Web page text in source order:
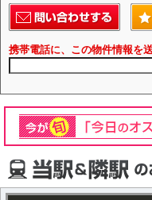
携帯電話に、この物件情報を